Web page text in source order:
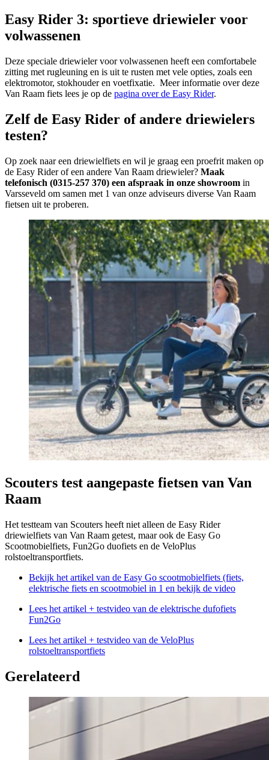
Easy Rider 3: sportieve driewieler voor
volwassenen
Deze speciale driewieler voor volwassenen heeft een comfortabele
zitting met rugleuning en is uit te rusten met vele opties, zoals een
elektromotor, stokhouder en voetfixatie. Meer informatie over deze
Van Raam fiets lees je op de pagina over de Easy Rider.
Zelf de Easy Rider of andere driewielers
testen?
Op zoek naar een driewielfiets en wil je graag een proefrit maken op
de Easy Rider of een andere Van Raam driewieler? Maak
telefonisch (0315-257 370) een afspraak in onze showroom in
Varsseveld om samen met 1 van onze adviseurs diverse Van Raam
fietsen uit te proberen.
Scouters test aangepaste fietsen van Van
Raam
Het testteam van Scouters heeft niet alleen de Easy Rider
driewielfiets van Van Raam getest, maar ook de Easy Go
Scootmobielfiets, Fun2Go duofiets en de VeloPlus
rolstoeltransportfiets.
Bekijk het artikel van de Easy Go scootmobielfiets (fiets,
elektrische fiets en scootmobiel in 1 en bekijk de video
Lees het artikel + testvideo van de elektrische dufofiets
Fun2Go
Lees het artikel + testvideo van de VeloPlus
rolstoeltransportfiets
Gerelateerd